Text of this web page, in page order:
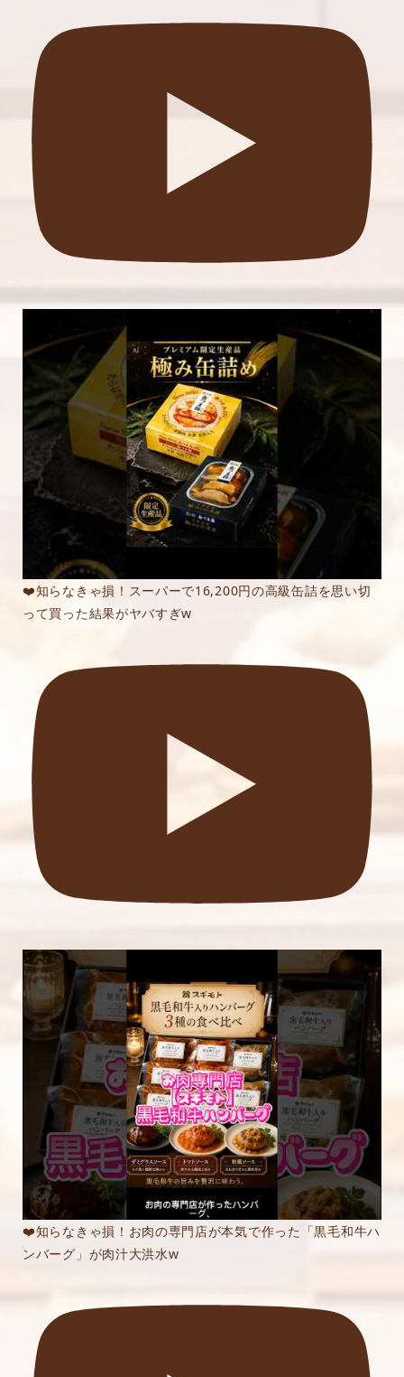
❤️知らなきゃ損！スーパーで16,200円の高級缶詰を思い切
って買った結果がヤバすぎw
❤️知らなきゃ損！お肉の専門店が本気で作った「黒毛和牛ハ
ンバーグ」が肉汁大洪水w